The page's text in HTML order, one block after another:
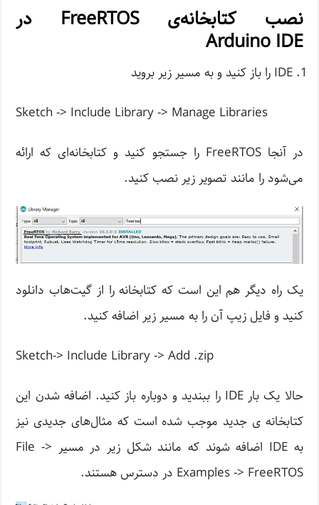
نصب کتابخانه‌ی FreeRTOS در
Arduino IDE
IDE را باز کنید و به مسیر زیر بروید
Sketch -> Include Library -> Manage Libraries
در آنجا FreeRTOS را جستجو کنید و کتابخانه‌ای که ارائه
می‌شود را مانند تصویر زیر نصب کنید.
یک راه دیگر هم این است که کتابخانه را از گیت‌هاب دانلود
کنید و فایل زیپ آن را به مسیر زیر اضافه کنید.
Sketch-> Include Library -> Add .zip
حالا یک بار IDE را ببندید و دوباره باز کنید. اضافه شدن این
کتابخانه ی جدید موجب شده است که مثال‌های جدیدی نیز
به IDE اضافه شوند که مانند شکل زیر در مسیر File ->
Examples -> FreeRTOS در دسترس هستند.